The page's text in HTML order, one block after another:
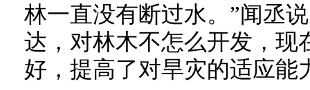
林一直没有断过水。”闻丞
达，对林木不怎么开发，现
好，提高了对旱灾的适应能